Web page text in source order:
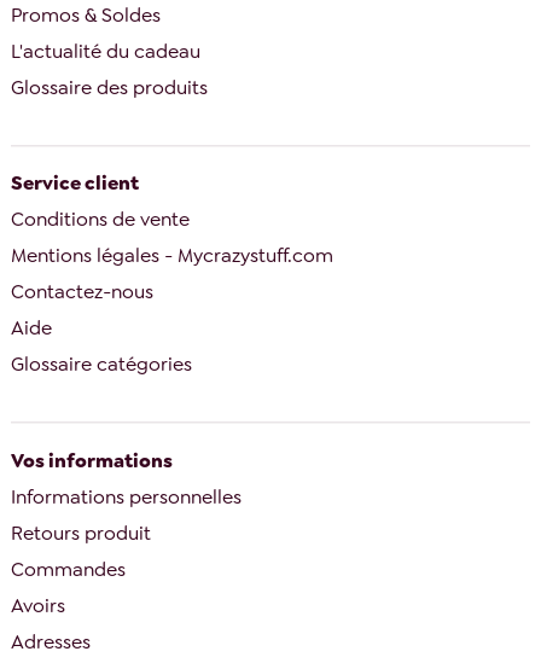
Promos & Soldes
L'actualité du cadeau
Glossaire des produits
Service client
Conditions de vente
Mentions légales - Mycrazystuff.com
Contactez-nous
Aide
Glossaire catégories
Vos informations
Informations personnelles
Retours produit
Commandes
Avoirs
Adresses